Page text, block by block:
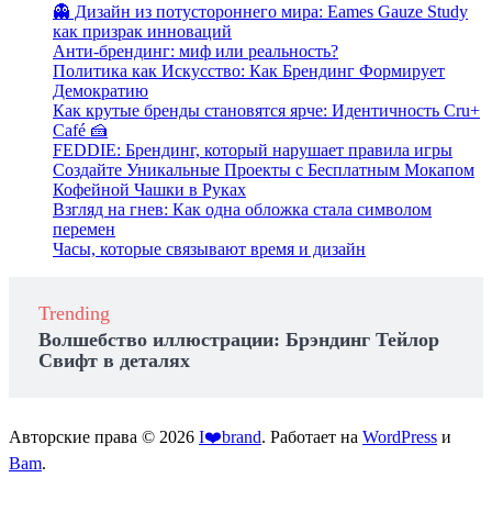
👻 Дизайн из потустороннего мира: Eames Gauze Study
как призрак инноваций
Анти-брендинг: миф или реальность?
Политика как Искусство: Как Брендинг Формирует
Демократию
Как крутые бренды становятся ярче: Идентичность Cru+
Café 🍰
FEDDIE: Брендинг, который нарушает правила игры
Создайте Уникальные Проекты с Бесплатным Мокапом
Кофейной Чашки в Руках
Взгляд на гнев: Как одна обложка стала символом
перемен
Часы, которые связывают время и дизайн
Trending
Волшебство иллюстрации: Брэндинг Тейлор
Свифт в деталях
Авторские права © 2026 I❤️brand. Работает на WordPress и
Bam.